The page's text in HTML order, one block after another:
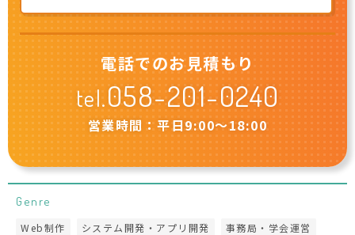
電話でのお見積もり
tel.058-201-0240
営業時間：平日9:00〜18:00
Genre
Web制作 システム開発・アプリ開発
事務局・学会運営